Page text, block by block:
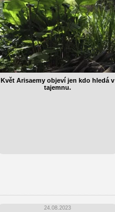
Květ Arisaemy objeví jen kdo hledá v
tajemnu.
24.08.2023